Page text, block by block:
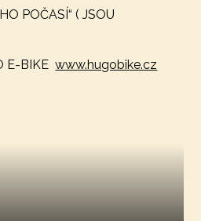
POČASÍ“ ( JSOU
E-BIKEwww.hugobike.cz